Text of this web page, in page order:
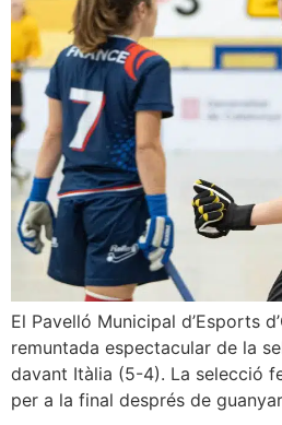
El Pavelló Municipal d’Esports
remuntada espectacular de la
davant Itàlia (5-4). La selecció
per a la final després de